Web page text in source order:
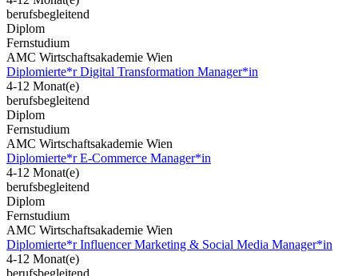
berufsbegleitend
Diplom
Fernstudium
AMC Wirtschaftsakademie Wien
Diplomierte*r Digital Transformation Manager*in
4-12 Monat(e)
berufsbegleitend
Diplom
Fernstudium
AMC Wirtschaftsakademie Wien
Diplomierte*r E-Commerce Manager*in
4-12 Monat(e)
berufsbegleitend
Diplom
Fernstudium
AMC Wirtschaftsakademie Wien
Diplomierte*r Influencer Marketing & Social Media Manager*in
4-12 Monat(e)